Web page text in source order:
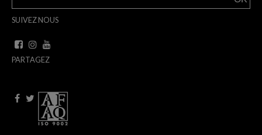
SUIVEZ NOUS
PARTAGEZ